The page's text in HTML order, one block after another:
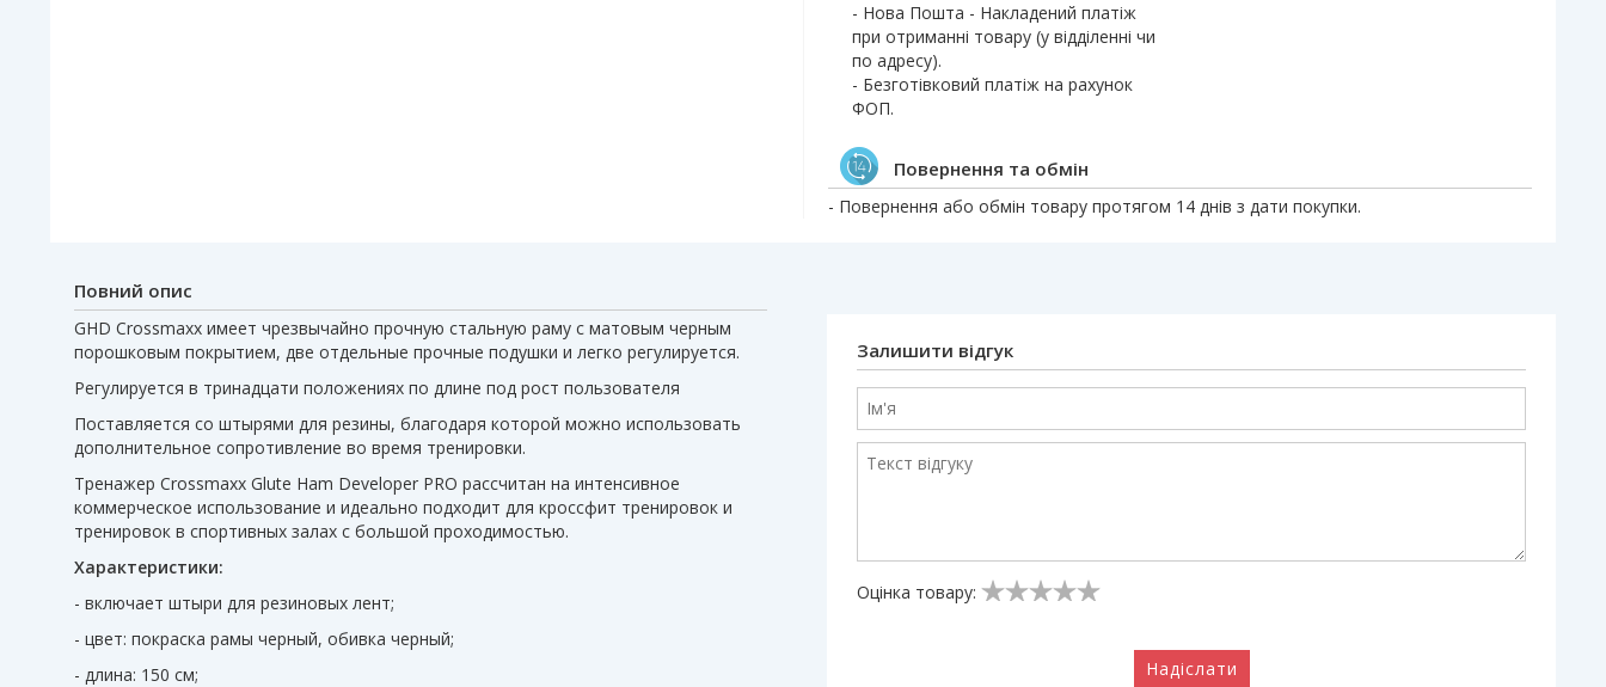
- Нова Пошта - Накладений платіж
при отриманні товару (у відділенні чи
по адресу).
- Безготівковий платіж на рахунок
ФОП.
Повернення та обмін
- Повернення або обмін товару протягом 14 днів з дати покупки.
Повний опис
GHD Crossmaxx имеет чрезвычайно прочную стальную раму с матовым черным
порошковым покрытием, две отдельные прочные подушки и легко регулируется.
Регулируется в тринадцати положениях по длине под рост пользователя
Поставляется со штырями для резины, благодаря которой можно использовать
дополнительное сопротивление во время тренировки.
Тренажер Crossmaxx Glute Ham Developer PRO рассчитан на интенсивное
коммерческое использование и идеально подходит для кроссфит тренировок и
тренировок в спортивных залах с большой проходимостью.
Характеристики:
- включает штыри для резиновых лент;
- цвет: покраска рамы черный, обивка черный;
- длина: 150 см;
Залишити відгук
Оцінка товару:
Надіслати